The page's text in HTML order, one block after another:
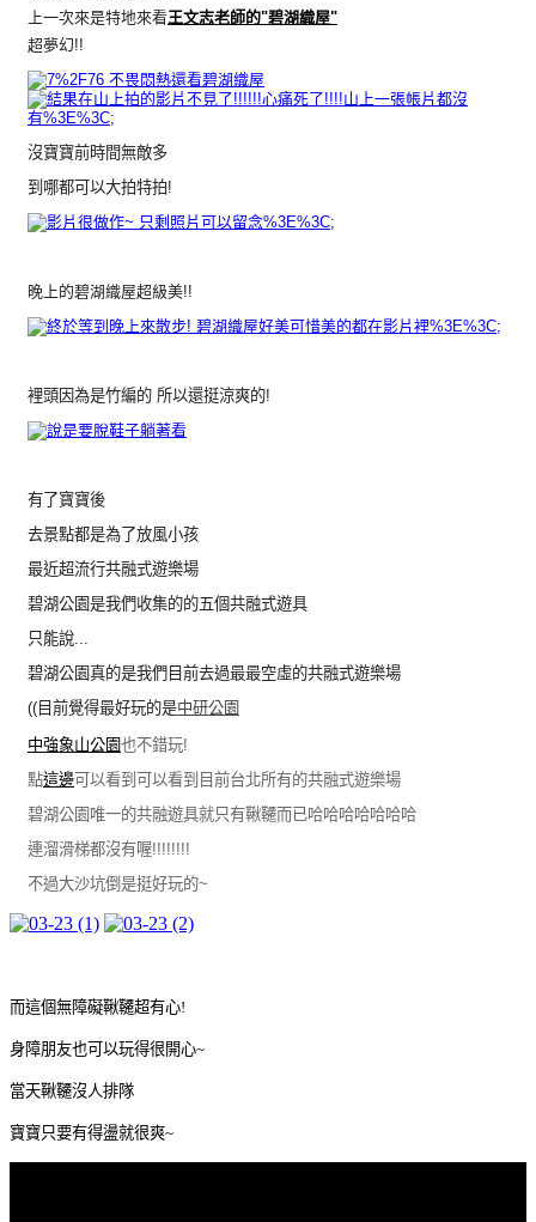
上一次來是特地來看王文志老師的"碧湖織屋"
超夢幻!!
沒寶寶前時間無敵多
到哪都可以大拍特拍!
晚上的碧湖織屋超級美!!
裡頭因為是竹編的 所以還挺涼爽的!
有了寶寶後
去景點都是為了放風小孩
最近超流行共融式遊樂場
碧湖公園是我們收集的的五個共融式遊具
只能說...
碧湖公園真的是我們目前去過最最空虛的共融式遊樂場
((目前覺得最好玩的是中研公園
中強象山公園也不錯玩!
點這邊可以看到可以看到目前台北所有的共融式遊樂場
碧湖公園唯一的共融遊具就只有鞦韆而已哈哈哈哈哈哈哈
連溜滑梯都沒有喔!!!!!!!!
不過大沙坑倒是挺好玩的~
而這個無障礙鞦韆超有心!
身障朋友也可以玩得很開心~
當天鞦韆沒人排隊
寶寶只要有得盪就很爽~